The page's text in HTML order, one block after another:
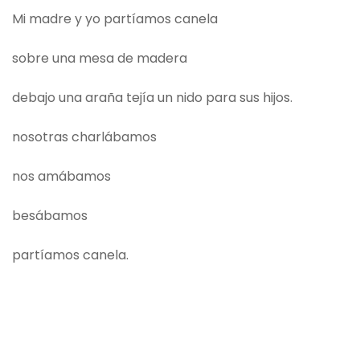
Mi madre y yo partíamos canela
sobre una mesa de madera
debajo una araña tejía un nido para sus hijos.
nosotras charlábamos
nos amábamos
besábamos
partíamos canela.